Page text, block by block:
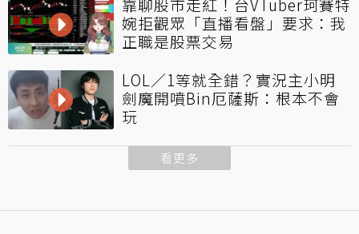
婉拒觀眾「直播看盤」要求：我
正職是股票交易
LOL／1等就全錯？實況主小明
劍魔開噴Bin厄薩斯：根本不會
玩
看更多